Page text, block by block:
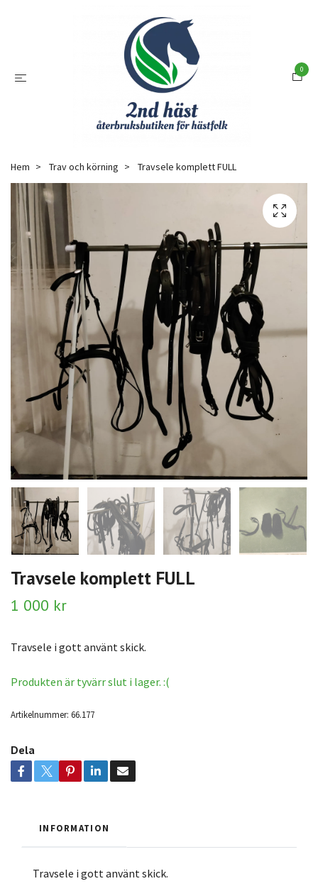
0
Hem Trav och körning Travsele komplett FULL
Travsele komplett FULL
1 000 kr
Travsele i gott använt skick.
Produkten är tyvärr slut i lager. :(
Artikelnummer: 66.177
Dela
INFORMATION
Travsele i gott använt skick.